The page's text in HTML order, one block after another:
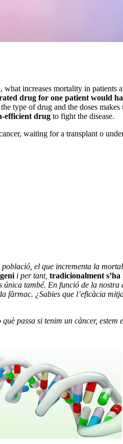
what increases mortality in patients
drug for one patient would
type of drug and the doses makes
efficient drug to fight the disease.
waiting for a transplant o
població, el que incrementa la
i per tant, tradicionalment s’ha
també. En funció de la
fàrmac. ¿Sabies que l’eficàcia
passa si tenim un càncer,